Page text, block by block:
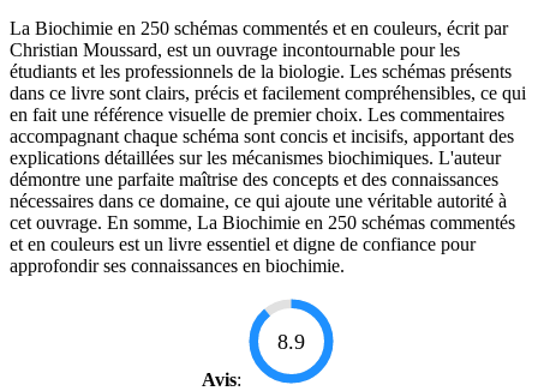
La Biochimie en 250 schémas commentés et en couleurs, écrit par
Christian Moussard, est un ouvrage incontournable pour les
étudiants et les professionnels de la biologie. Les schémas présents
dans ce livre sont clairs, précis et facilement compréhensibles, ce qui
en fait une référence visuelle de premier choix. Les commentaires
accompagnant chaque schéma sont concis et incisifs, apportant des
explications détaillées sur les mécanismes biochimiques. L'auteur
démontre une parfaite maîtrise des concepts et des connaissances
nécessaires dans ce domaine, ce qui ajoute une véritable autorité à
cet ouvrage. En somme, La Biochimie en 250 schémas commentés
et en couleurs est un livre essentiel et digne de confiance pour
approfondir ses connaissances en biochimie.
Avis:
8.9